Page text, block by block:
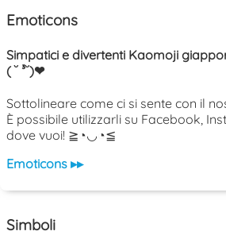
Emoticons
Simpatici e divertenti Kaomoji
( ˘ ³˘)❤
Sottolineare come ci si sente con il
È possibile utilizzarli su Facebook,
dove vuoi! ≧◔◡◔≦
Emoticons ▸▸
Simboli